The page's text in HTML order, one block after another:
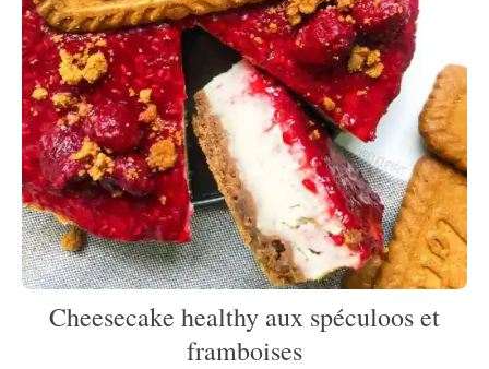
Cheesecake healthy aux spéculoos et
framboises